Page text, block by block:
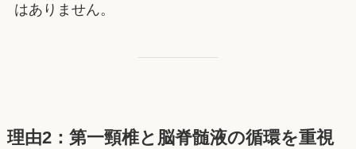
はありません。
理由2：第一頸椎と脳脊髄液の循環を重視